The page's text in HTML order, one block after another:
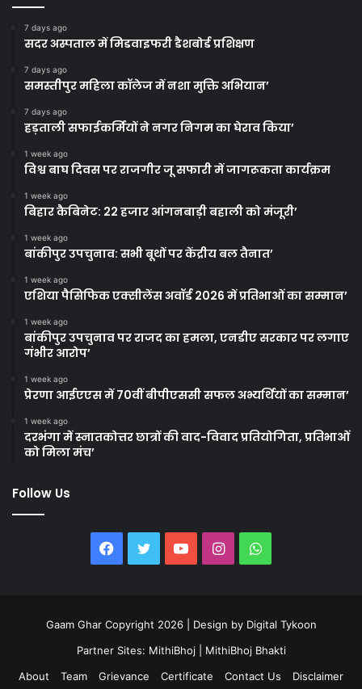
7 days ago
सदर अस्पताल में मिडवाइफरी डैशबोर्ड प्रशिक्षण
7 days ago
समस्तीपुर महिला कॉलेज में नशा मुक्ति अभियान’
7 days ago
हड़ताली सफाईकर्मियों ने नगर निगम का घेराव किया’
1 week ago
विश्व बाघ दिवस पर राजगीर जू सफारी में जागरूकता कार्यक्रम
1 week ago
बिहार कैबिनेट: 22 हजार आंगनबाड़ी बहाली को मंजूरी’
1 week ago
बांकीपुर उपचुनाव: सभी बूथों पर केंद्रीय बल तैनात’
1 week ago
एशिया पैसिफिक एक्सीलेंस अवॉर्ड 2026 में प्रतिभाओं का सम्मान’
1 week ago
बांकीपुर उपचुनाव पर राजद का हमला, एनडीए सरकार पर लगाए
गंभीर आरोप’
1 week ago
प्रेरणा आईएएस में 70वीं बीपीएससी सफल अभ्यर्थियों का सम्मान’
1 week ago
दरभंगा में स्नातकोत्तर छात्रों की वाद-विवाद प्रतियोगिता, प्रतिभाओं
को मिला मंच’
Follow Us
Facebook
TwitterYouTubeInstagramWhatsApp
Gaam Ghar Copyright 2026 | Design by Digital Tykoon
Partner Sites: MithiBhoj
MithiBhoj Bhakti
About
Team Grievance Certificate Contact Us Disclaimer